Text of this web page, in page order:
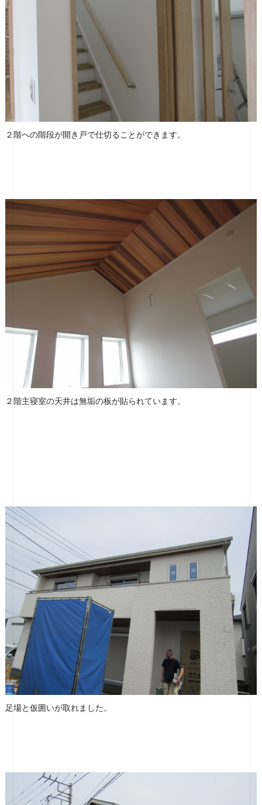
２階への階段が開き戸で仕切ることができます。
２階主寝室の天井は無垢の板が貼られています。
足場と仮囲いが取れました。